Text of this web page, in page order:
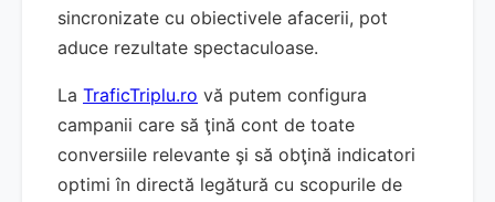
sincronizate cu obiectivele afacerii, pot
aduce rezultate spectaculoase.
La TraficTriplu.ro vă putem configura
campanii care să ţină cont de toate
conversiile relevante şi să obţină indicatori
optimi în directă legătură cu scopurile de